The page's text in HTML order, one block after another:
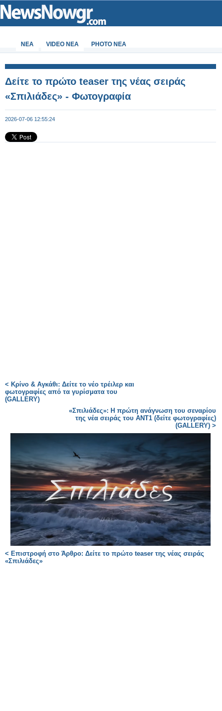
ΝΕΑ VIDEO NEA PHOTO NEA
Δείτε το πρώτο teaser της νέας σειράς
«Σπιλιάδες» - Φωτογραφία
2026-07-06 12:55:24
< Κρίνο & Αγκάθι: Δείτε το νέο τρέιλερ και
φωτογραφίες από τα γυρίσματα του
(GALLERY)
«Σπιλιάδες»: Η πρώτη ανάγνωση του σεναρίου
της νέα σειράς του ΑΝΤ1 (δείτε φωτογραφίες)
(GALLERY) >
< Επιστροφή στο Άρθρο: Δείτε το πρώτο teaser της νέας σειράς
«Σπιλιάδες»